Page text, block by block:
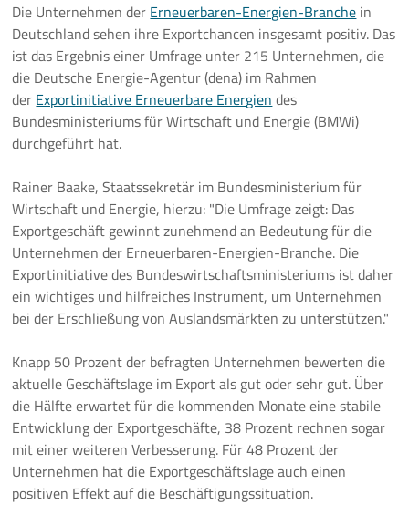
Aktuelles
Meldungen
Pressemeldungen
Branchenmeldungen
Statements
Positionen
Jobs
Mediathek
Akkreditierung
Mehr
Die Unternehmen der Erneuerbaren-Energien-Branche in
Deutschland sehen ihre Exportchancen insgesamt positiv. Das
ist das Ergebnis einer Umfrage unter 215 Unternehmen, die
die Deutsche Energie-Agentur (dena) im Rahmen
der Exportinitiative Erneuerbare Energien des
Bundesministeriums für Wirtschaft und Energie (BMWi)
durchgeführt hat.
Rainer Baake, Staatssekretär im Bundesministerium für
Wirtschaft und Energie, hierzu: "Die Umfrage zeigt: Das
Exportgeschäft gewinnt zunehmend an Bedeutung für die
Unternehmen der Erneuerbaren-Energien-Branche. Die
Exportinitiative des Bundeswirtschaftsministeriums ist daher
ein wichtiges und hilfreiches Instrument, um Unternehmen
bei der Erschließung von Auslandsmärkten zu unterstützen."
Knapp 50 Prozent der befragten Unternehmen bewerten die
aktuelle Geschäftslage im Export als gut oder sehr gut. Über
die Hälfte erwartet für die kommenden Monate eine stabile
Entwicklung der Exportgeschäfte, 38 Prozent rechnen sogar
mit einer weiteren Verbesserung. Für 48 Prozent der
Unternehmen hat die Exportgeschäftslage auch einen
positiven Effekt auf die Beschäftigungssituation.